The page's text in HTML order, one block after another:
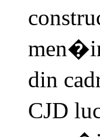
din
CJD